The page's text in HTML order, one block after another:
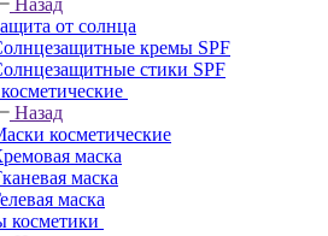
Назад
от солнца
кремы SPF
стики SPF
Назад
косметические
маска
маска
маска
косметики